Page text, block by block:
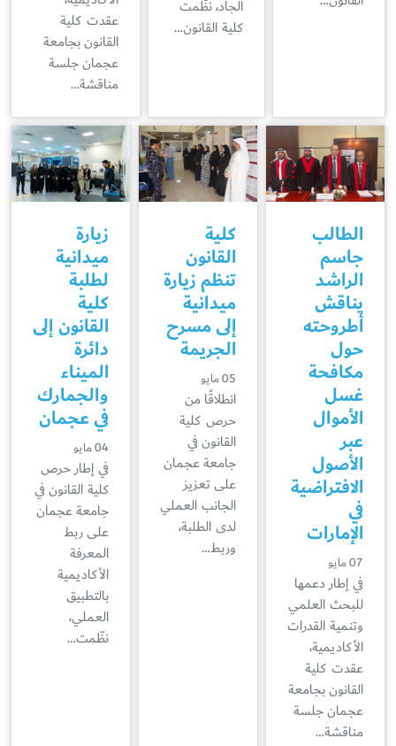
الجاد، نظّمت
كلية القانون…
عقدت كلية
القانون بجامعة
عجمان جلسة
مناقشة…
الطالب
جاسم
الراشد
يناقش
أطروحته
حول
مكافحة
غسل
الأموال
عبر
الأصول
الافتراضية
في
الإمارات
07 مايو
في إطار دعمها
للبحث العلمي
وتنمية القدرات
الأكاديمية،
عقدت كلية
القانون بجامعة
عجمان جلسة
مناقشة…
كلية
القانون
تنظم زيارة
ميدانية
إلى مسرح
الجريمة
05 مايو
انطلاقًا من
حرص كلية
القانون في
جامعة عجمان
على تعزيز
الجانب العملي
لدى الطلبة،
وربط…
زيارة
ميدانية
لطلبة
كلية
القانون إلى
دائرة
الميناء
والجمارك
في عجمان
04 مايو
في إطار حرص
كلية القانون في
جامعة عجمان
على ربط
المعرفة
الأكاديمية
بالتطبيق
العملي،
نظّمت…